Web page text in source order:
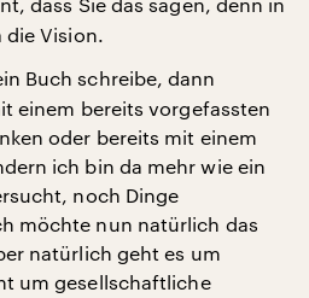
die Vision.
Buch schreibe, dann
einem bereits vorgefassten
oder bereits mit einem
ich bin da mehr wie ein
noch Dinge
möchte nun natürlich das
natürlich geht es um
um gesellschaftliche